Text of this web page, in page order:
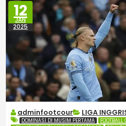
12
JAN
2025
adminfootcour LIGA
DOMINASI DI MUSIM PERTAMA